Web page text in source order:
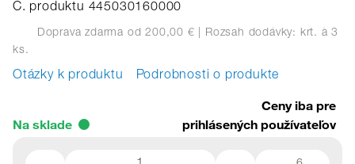
Č. produktu 445030160000
Doprava zdarma od 200,00 € | Rozsah dodávky: krt. à 3
ks.
Otázky k produktu Podrobnosti o produkte
Na sklade
Ceny iba pre
prihlásených používateľov